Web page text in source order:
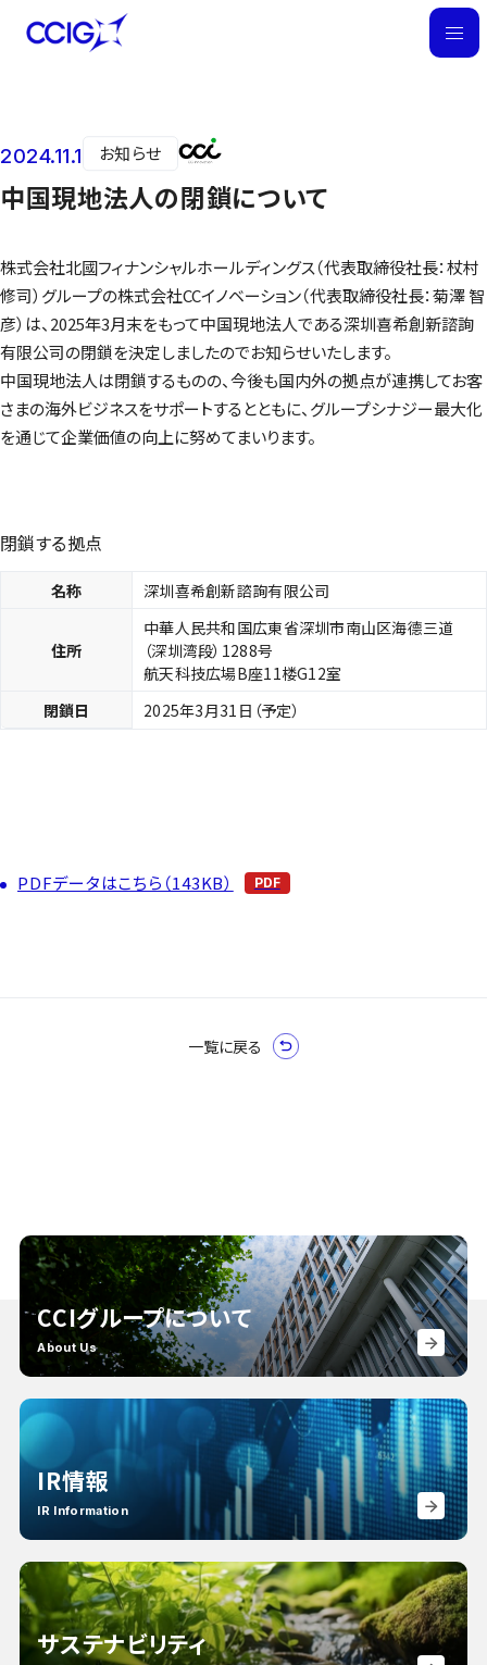
M
ニュース
2024.11.1 お知らせ
中国現地法人の閉鎖について
株式会社北國フィナンシャルホールディングス（代表取締役社長：杖村
修司）グループの株式会社CCイノベーション（代表取締役社長：菊澤 智
彦）は、2025年3月末をもって中国現地法人である深圳喜希創新諮詢
有限公司の閉鎖を決定しましたのでお知らせいたします。
中国現地法人は閉鎖するものの、今後も国内外の拠点が連携してお客
さまの海外ビジネスをサポートするとともに、グループシナジー最大化
を通じて企業価値の向上に努めてまいります。
閉鎖する拠点
名称 深圳喜希創新諮詢有限公司
住所
中華人民共和国広東省深圳市南山区海德三道
（深圳湾段）1288号
航天科技広場B座11楼G12室
閉鎖日
2025年3月31日（予定）
PDFデータはこちら（143KB）
一覧に戻る
CCIグループについて
About Us
IR情報
IR Information
サステナビリティ